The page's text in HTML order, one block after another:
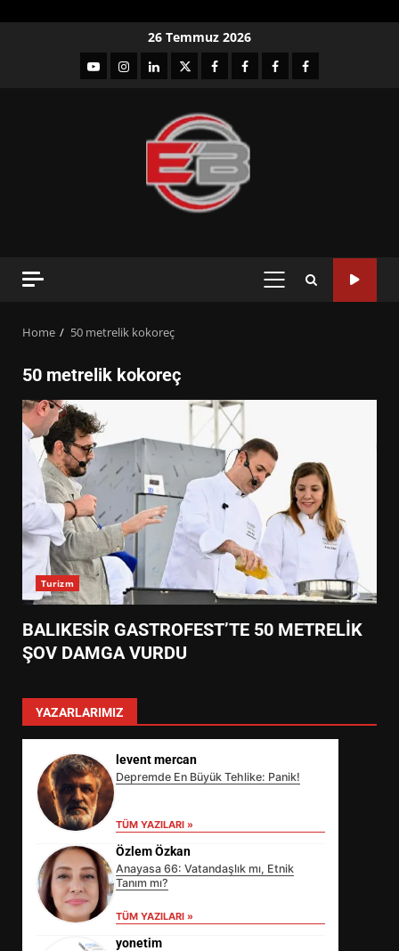
26 Temmuz 2026
YouTubeInstagram
LinkedIntwitterfacebook-Facebook-
Facebook-Facebook-
PRIMARY
Home 50 metrelik kokoreç
50 metrelik kokoreç
Turizm
BALIKESİR GASTROFEST’TE 50 METRELİK
ŞOV DAMGA VURDU
YAZARLARIMIZ
levent mercan
Depremde En Büyük Tehlike: Panik!
TÜM YAZILARI »
Özlem Özkan
Anayasa 66: Vatandaşlık mı, Etnik
Tanım mı?
TÜM YAZILARI »
yonetim